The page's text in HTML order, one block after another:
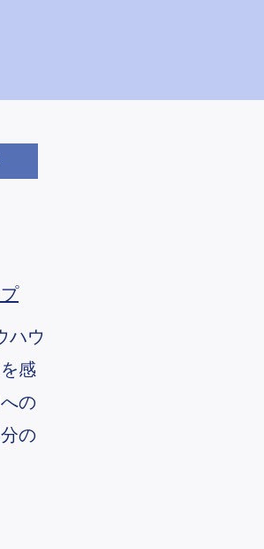
ハウ
感
の
の